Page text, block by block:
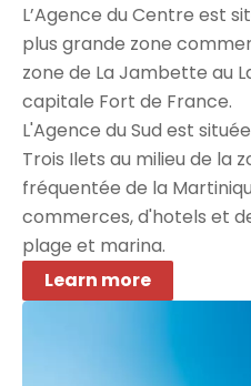
L’Agence du Centre est
plus grande zone
zone de La Jambette au
capitale Fort de France.
L'Agence du Sud est
Trois Ilets au milieu de la
fréquentée de la
commerces, d'hotels et
plage et marina.
Learn more